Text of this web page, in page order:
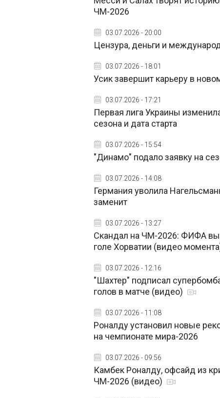
ЧМ-2026
03.07.2026 - 20:00
Цензура, деньги и
03.07.2026 - 18:01
Усик завершит карьеру в
03.07.2026 - 17:21
Первая лига Украины
сезона и дата старта
03.07.2026 - 15:54
"Динамо" подало заявку на
03.07.2026 - 14:08
Германия уволила
заменит
03.07.2026 - 13:27
Скандал на ЧМ-2026: ФИФА
голе Хорватии (видео
03.07.2026 - 12:16
"Шахтер" подписал
голов в матче (видео)
03.07.2026 - 11:08
Роналду установил новые
на чемпионате мира-2026
03.07.2026 - 09:56
Камбек Роналду, офсайд из
ЧМ-2026 (видео)